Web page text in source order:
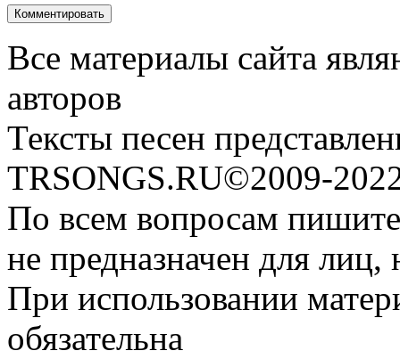
Все материалы сайта
авторов
Тексты песен
TRSONGS.RU©2009-
По всем вопросам
не предназначен для
При использовании
обязательна